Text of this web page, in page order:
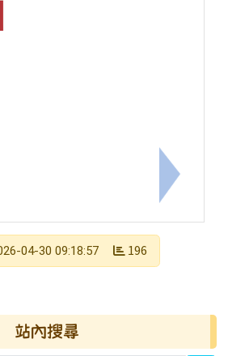
學年度金融基礎教育教學實施成果徵
下一筆：
04-30 09:18:57 196
站內搜尋